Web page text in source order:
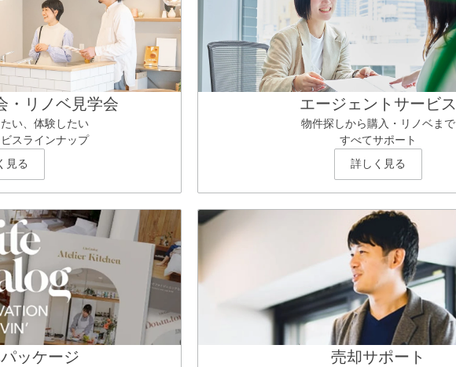
・リノベ見学会
い、体験したい
スラインナップ
見る
エージェントサービス
物件探しから購入・リノベまで
すべてサポート
詳しく見る
ッケージ 売却サポート